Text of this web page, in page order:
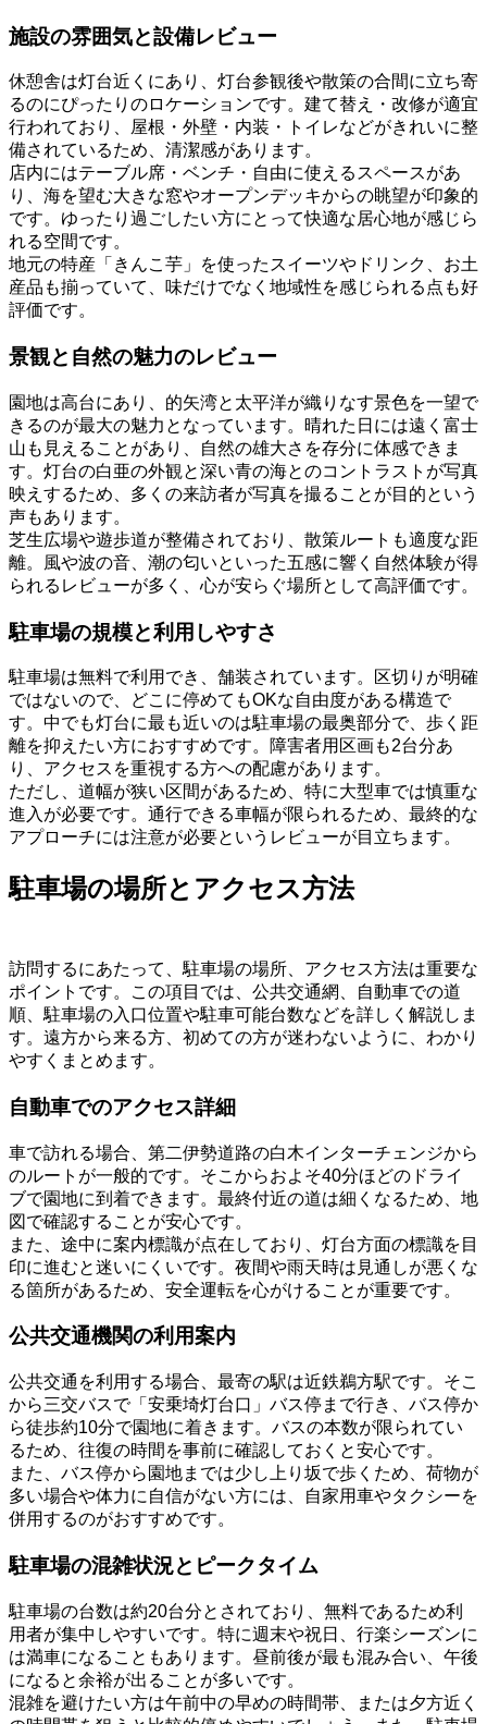
施設の雰囲気と設備レビュー
休憩舎は灯台近くにあり、灯台参観後や散策の合間に立ち寄
るのにぴったりのロケーションです。建て替え・改修が適宜
行われており、屋根・外壁・内装・トイレなどがきれいに整
備されているため、清潔感があります。
店内にはテーブル席・ベンチ・自由に使えるスペースがあ
り、海を望む大きな窓やオープンデッキからの眺望が印象的
です。ゆったり過ごしたい方にとって快適な居心地が感じら
れる空間です。
地元の特産「きんこ芋」を使ったスイーツやドリンク、お土
産品も揃っていて、味だけでなく地域性を感じられる点も好
評価です。
景観と自然の魅力のレビュー
園地は高台にあり、的矢湾と太平洋が織りなす景色を一望で
きるのが最大の魅力となっています。晴れた日には遠く富士
山も見えることがあり、自然の雄大さを存分に体感できま
す。灯台の白亜の外観と深い青の海とのコントラストが写真
映えするため、多くの来訪者が写真を撮ることが目的という
声もあります。
芝生広場や遊歩道が整備されており、散策ルートも適度な距
離。風や波の音、潮の匂いといった五感に響く自然体験が得
られるレビューが多く、心が安らぐ場所として高評価です。
駐車場の規模と利用しやすさ
駐車場は無料で利用でき、舗装されています。区切りが明確
ではないので、どこに停めてもOKな自由度がある構造で
す。中でも灯台に最も近いのは駐車場の最奥部分で、歩く距
離を抑えたい方におすすめです。障害者用区画も2台分あ
り、アクセスを重視する方への配慮があります。
ただし、道幅が狭い区間があるため、特に大型車では慎重な
進入が必要です。通行できる車幅が限られるため、最終的な
アプローチには注意が必要というレビューが目立ちます。
駐車場の場所とアクセス方法
訪問するにあたって、駐車場の場所、アクセス方法は重要な
ポイントです。この項目では、公共交通網、自動車での道
順、駐車場の入口位置や駐車可能台数などを詳しく解説しま
す。遠方から来る方、初めての方が迷わないように、わかり
やすくまとめます。
自動車でのアクセス詳細
車で訪れる場合、第二伊勢道路の白木インターチェンジから
のルートが一般的です。そこからおよそ40分ほどのドライ
ブで園地に到着できます。最終付近の道は細くなるため、地
図で確認することが安心です。
また、途中に案内標識が点在しており、灯台方面の標識を目
印に進むと迷いにくいです。夜間や雨天時は見通しが悪くな
る箇所があるため、安全運転を心がけることが重要です。
公共交通機関の利用案内
公共交通を利用する場合、最寄の駅は近鉄鵜方駅です。そこ
から三交バスで「安乗埼灯台口」バス停まで行き、バス停か
ら徒歩約10分で園地に着きます。バスの本数が限られてい
るため、往復の時間を事前に確認しておくと安心です。
また、バス停から園地までは少し上り坂で歩くため、荷物が
多い場合や体力に自信がない方には、自家用車やタクシーを
併用するのがおすすめです。
駐車場の混雑状況とピークタイム
駐車場の台数は約20台分とされており、無料であるため利
用者が集中しやすいです。特に週末や祝日、行楽シーズンに
は満車になることもあります。昼前後が最も混み合い、午後
になると余裕が出ることが多いです。
混雑を避けたい方は午前中の早めの時間帯、または夕方近く